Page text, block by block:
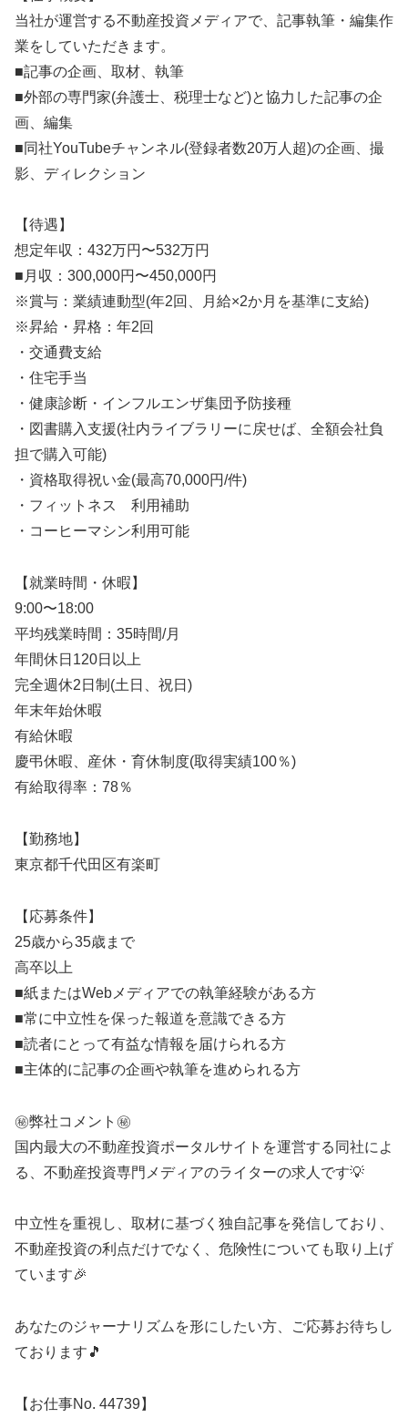
当社が運営する不動産投資メディアで、記事執筆・編集作
業をしていただきます。
■記事の企画、取材、執筆
■外部の専門家(弁護士、税理士など)と協力した記事の企
画、編集
■同社YouTubeチャンネル(登録者数20万人超)の企画、撮
影、ディレクション
【待遇】
想定年収：432万円〜532万円
■月収：300,000円〜450,000円
※賞与：業績連動型(年2回、月給×2か月を基準に支給)
※昇給・昇格：年2回
・交通費支給
・住宅手当
・健康診断・インフルエンザ集団予防接種
・図書購入支援(社内ライブラリーに戻せば、全額会社負
担で購入可能)
・資格取得祝い金(最高70,000円/件)
・フィットネス 利用補助
・コーヒーマシン利用可能
【就業時間・休暇】
9:00〜18:00
平均残業時間：35時間/月
年間休日120日以上
完全週休2日制(土日、祝日)
年末年始休暇
有給休暇
慶弔休暇、産休・育休制度(取得実績100％)
有給取得率：78％
【勤務地】
東京都千代田区有楽町
【応募条件】
25歳から35歳まで
高卒以上
■紙またはWebメディアでの執筆経験がある方
■常に中立性を保った報道を意識できる方
■読者にとって有益な情報を届けられる方
■主体的に記事の企画や執筆を進められる方
㊙️弊社コメント㊙️
国内最大の不動産投資ポータルサイトを運営する同社によ
る、不動産投資専門メディアのライターの求人です💡
中立性を重視し、取材に基づく独自記事を発信しており、
不動産投資の利点だけでなく、危険性についても取り上げ
ています🎉
あなたのジャーナリズムを形にしたい方、ご応募お待ちし
ております🎵
【お仕事No. 44739】